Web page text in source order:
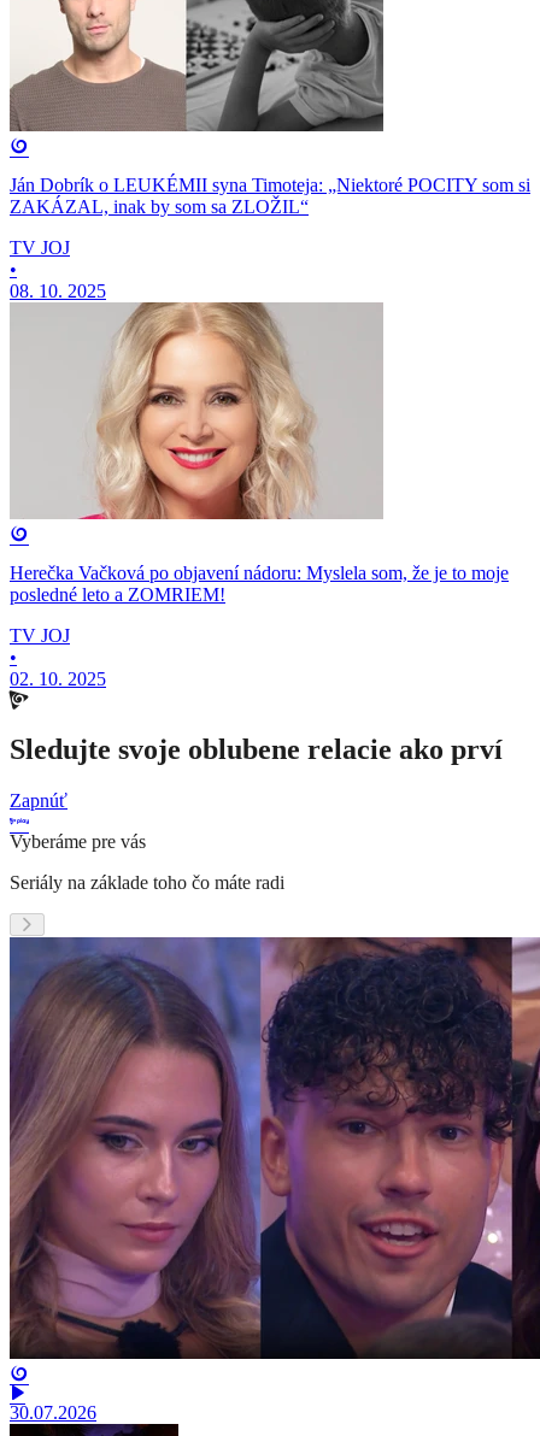
Ján Dobrík o LEUKÉMII syna Timoteja: „Niektoré POCITY som si
ZAKÁZAL, inak by som sa ZLOŽIL“
TV JOJ
•
08. 10. 2025
Herečka Vačková po objavení nádoru: Myslela som, že je to moje
posledné leto a ZOMRIEM!
TV JOJ
•
02. 10. 2025
Sledujte svoje oblubene relacie ako prví
Zapnúť
Vyberáme pre vás
Seriály na základe toho čo máte radi
30.07.2026